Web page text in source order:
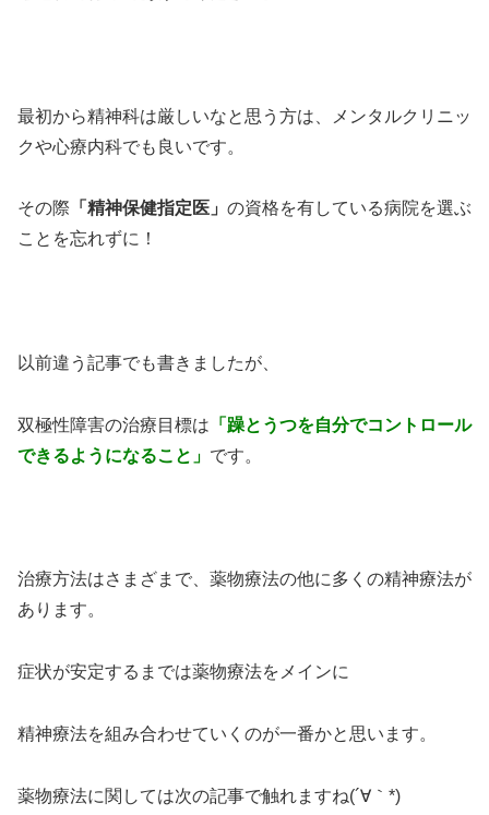
最初から精神科は厳しいなと思う方は、メンタルクリニッ
クや心療内科でも良いです。
その際 「精神保健指定医」 の資格を有している病院を選ぶ
ことを忘れずに！
以前違う記事でも書きましたが、
双極性障害の治療目標は 「躁とうつを自分でコントロール
できるようになること」 です。
治療方法はさまざまで、薬物療法の他に多くの精神療法が
あります。
症状が安定するまでは薬物療法をメインに
精神療法を組み合わせていくのが一番かと思います。
薬物療法に関しては次の記事で触れますね(´∀｀*)